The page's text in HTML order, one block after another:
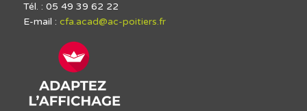
Tél. : 05 49 39 62 22
E-mail : cfa.acad@ac-poitiers.fr